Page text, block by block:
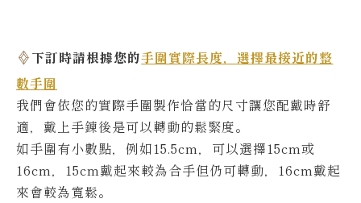
下訂時請根據您的手圍實際長度，選擇最接近的整
數手圍
我們會依您的實際手圍製作恰當的尺寸讓您配戴時舒
適，戴上手鍊後是可以轉動的鬆緊度。
如手圍有小數點，例如15.5cm，可以選擇15cm或
16cm，15cm戴起來較為合手但仍可轉動，16cm戴起
來會較為寬鬆。